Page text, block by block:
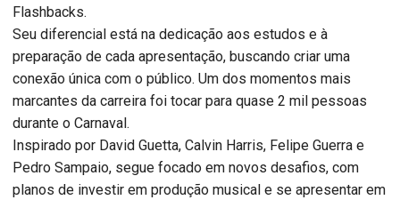
Flashbacks.
Seu diferencial está na dedicação aos estudos e à
preparação de cada apresentação, buscando criar uma
conexão única com o público. Um dos momentos mais
marcantes da carreira foi tocar para quase 2 mil pessoas
durante o Carnaval.
Inspirado por David Guetta, Calvin Harris, Felipe Guerra e
Pedro Sampaio, segue focado em novos desafios, com
planos de investir em produção musical e se apresentar em